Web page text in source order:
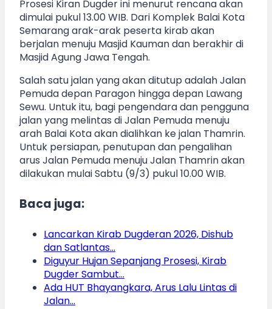
Prosesi Kiran Dugder ini menurut rencana akan
dimulai pukul 13.00 WIB. Dari Komplek Balai Kota
Semarang arak-arak peserta kirab akan
berjalan menuju Masjid Kauman dan berakhir di
Masjid Agung Jawa Tengah.
Salah satu jalan yang akan ditutup adalah Jalan
Pemuda depan Paragon hingga depan Lawang
Sewu. Untuk itu, bagi pengendara dan pengguna
jalan yang melintas di Jalan Pemuda menuju
arah Balai Kota akan dialihkan ke jalan Thamrin.
Untuk persiapan, penutupan dan pengalihan
arus Jalan Pemuda menuju Jalan Thamrin akan
dilakukan mulai Sabtu (9/3) pukul 10.00 WIB.
Baca juga:
Lancarkan Kirab Dugderan 2026, Dishub
dan Satlantas…
Diguyur Hujan Sepanjang Prosesi, Kirab
Dugder Sambut…
Ada HUT Bhayangkara, Arus Lalu Lintas di
Jalan…